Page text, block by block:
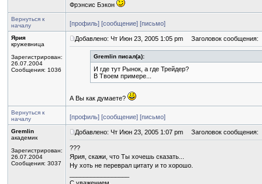
Фрэнсис Бэкон
Вернуться к
началу
[профиль] [сообщение] [письмо]
Ярия
кружевница
Зарегистрирован:
26.07.2004
Сообщения: 1036
Добавлено: Чт Июн 23, 2005 1:05 pm Заголовок сообщения:
Gremlin писал(а):
И где тут Рынок, а где Трейдер?
В Твоем примере...
А Вы как думаете?
Вернуться к
началу
[профиль] [сообщение] [письмо]
Gremlin
академик
Зарегистрирован:
26.07.2004
Сообщения: 3037
Добавлено: Чт Июн 23, 2005 1:07 pm Заголовок сообщения:
???
Ярия, скажи, что Ты хочешь сказать...
Ну хоть не переврал цитату и то хорошо.